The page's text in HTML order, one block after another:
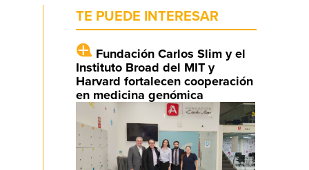
TE PUEDE INTERESAR
Fundación Carlos Slim y el
Instituto Broad del MIT y
Harvard fortalecen cooperación
en medicina genómica